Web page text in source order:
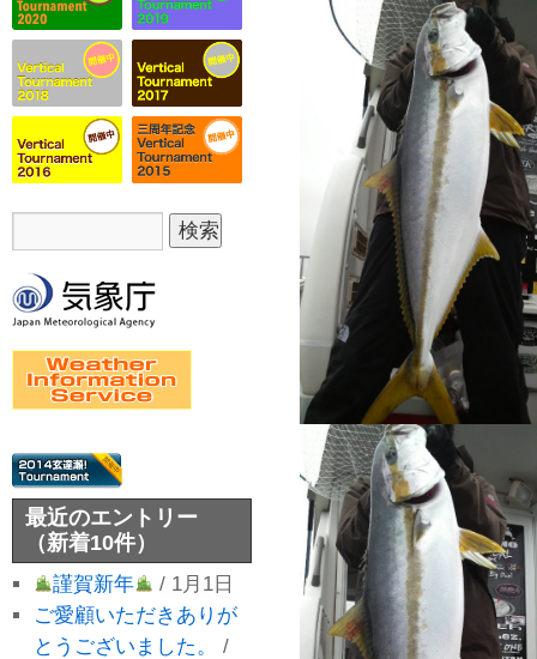
最近のエントリー
（新着10件）
謹賀新年
/ 1月1日
ご愛顧いただきありが
とうございました。
/